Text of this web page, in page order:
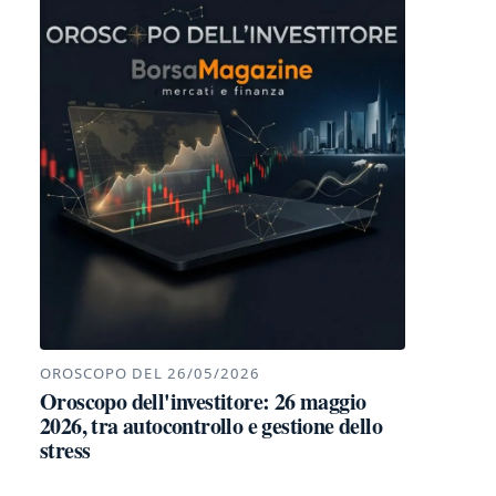
OROSCOPO DEL 26/05/2026
Oroscopo dell'investitore: 26 maggio
2026, tra autocontrollo e gestione dello
stress